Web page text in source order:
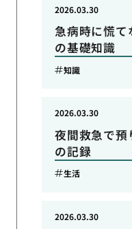
急病時に慌て
の基礎知識
2026.03.30
知識
夜間救急で預
の記録
2026.03.30
生活
2026.03.30